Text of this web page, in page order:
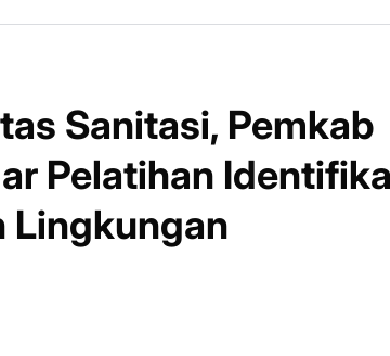
Sanitasi, Pemkab
Pelatihan
Lingkungan